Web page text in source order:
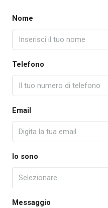
Nome
Telefono
Email
Io sono
Selezionare
Messaggio